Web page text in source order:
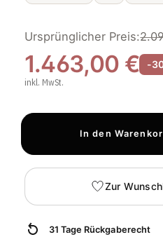
1.463,00 €
Ursprünglicher Preis:
-
inkl. MwSt.
In den
Zur
31 Tage Rückgaberecht